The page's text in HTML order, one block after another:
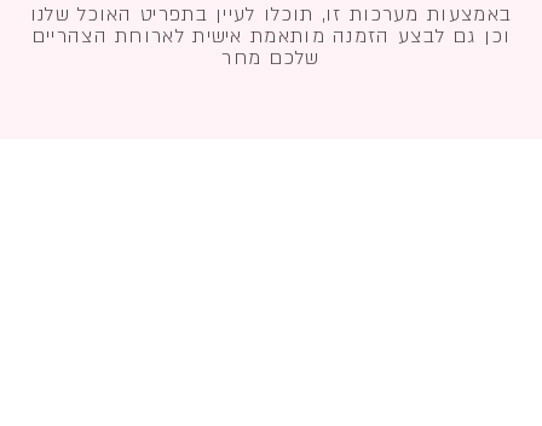
באמצעות מערכות זו, תוכלו לעיין בתפריט האוכל שלנו
וכן גם לבצע הזמנה מותאמת אישית לארוחת הצהריים
שלכם מחר